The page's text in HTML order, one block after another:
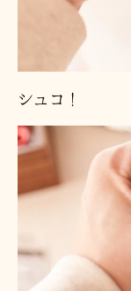
シュコ！